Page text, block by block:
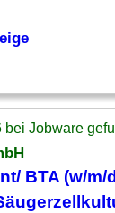
bei Jobware
/ BTA (w/m/